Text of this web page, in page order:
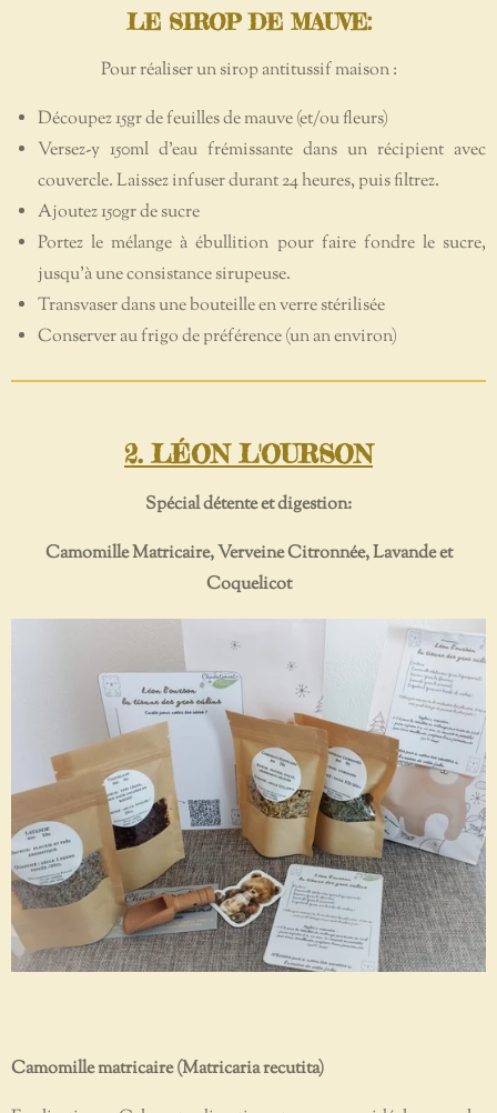
LE SIROP DE MAUVE:
Pour réaliser un sirop antitussif maison :
Découpez 15gr de feuilles de mauve (et/ou fleurs)
Versez-y 150ml d’eau frémissante dans un récipient avec
couvercle. Laissez infuser durant 24 heures, puis filtrez.
Ajoutez 150gr de sucre
Portez le mélange à ébullition pour faire fondre le sucre,
jusqu’à une consistance sirupeuse.
Transvaser dans une bouteille en verre stérilisée
Conserver au frigo de préférence (un an environ)
2. LÉON L'OURSON
Spécial détente et digestion:
Camomille Matricaire, Verveine Citronnée, Lavande et
Coquelicot
Camomille matricaire (Matricaria recutita)